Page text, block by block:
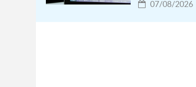
07/08/2026